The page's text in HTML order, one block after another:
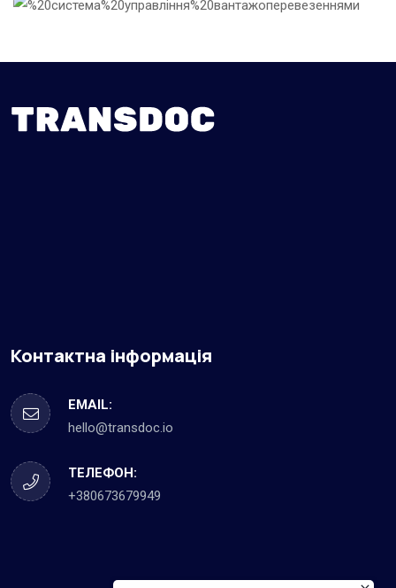
Контактна інформація
EMAIL:
hello@transdoc.io
ТЕЛЕФОН:
+380673679949